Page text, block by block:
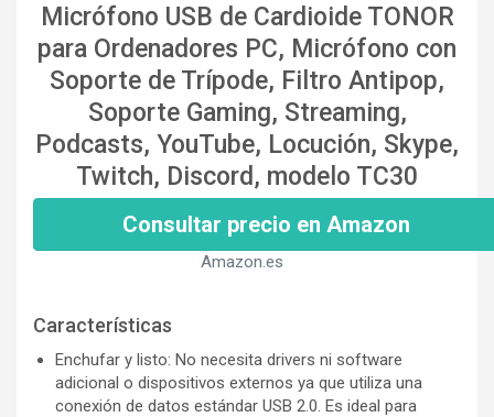
Micrófono USB de Cardioide TONOR
para Ordenadores PC, Micrófono con
Soporte de Trípode, Filtro Antipop,
Soporte Gaming, Streaming,
Podcasts, YouTube, Locución, Skype,
Twitch, Discord, modelo TC30
Consultar precio en Amazon
Amazon.es
Características
Enchufar y listo: No necesita drivers ni software
adicional o dispositivos externos ya que utiliza una
conexión de datos estándar USB 2.0. Es ideal para